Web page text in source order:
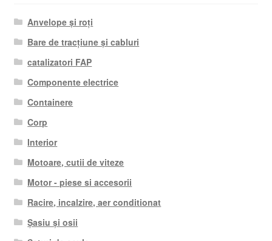
Anvelope și roți
Bare de tracțiune și cabluri
catalizatori FAP
Componente electrice
Containere
Corp
Interior
Motoare, cutii de viteze
Motor - piese si accesorii
Racire, incalzire, aer conditionat
Șasiu și osii